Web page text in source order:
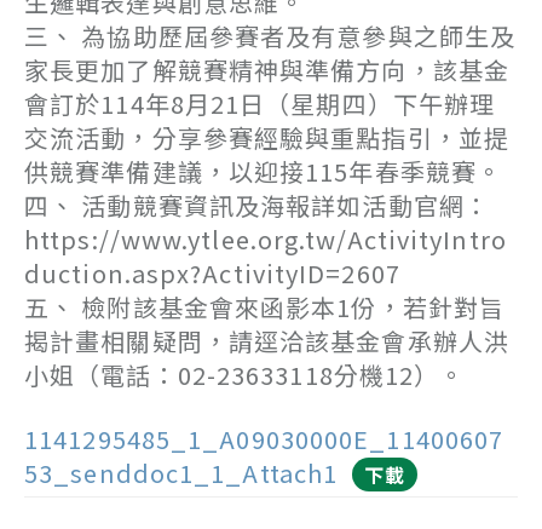
三、 為協助歷屆參賽者及有意參與之師生及
家長更加了解競賽精神與準備方向，該基金
會訂於114年8月21日（星期四）下午辦理
交流活動，分享參賽經驗與重點指引，並提
供競賽準備建議，以迎接115年春季競賽。
四、 活動競賽資訊及海報詳如活動官網：
https://www.ytlee.org.tw/ActivityIntro
duction.aspx?ActivityID=2607
五、 檢附該基金會來函影本1份，若針對旨
揭計畫相關疑問，請逕洽該基金會承辦人洪
小姐（電話：02-23633118分機12）。
1141295485_1_A09030000E_11400607
53_senddoc1_1_Attach1
下載